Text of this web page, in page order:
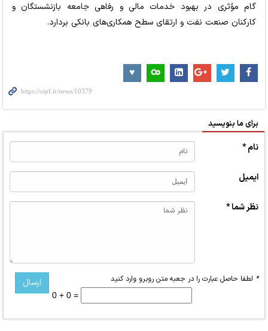
گام مؤثری در بهبود خدمات مالی و رفاهی جامعه بازنشستگان و
کارکنان صنعت نفت و ارتقای سطح همکاری‌های بانکی بردارد.
برای ما بنویسید
نام *
ایمیل
نظر شما *
* لطفا حاصل عبارت را در جعبه متن روبرو وارد کنید
0 + 0 =